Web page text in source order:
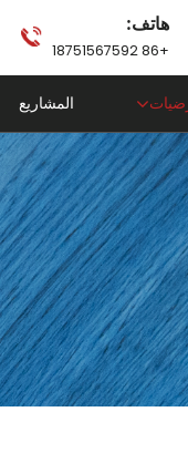
هاتف:
+86 18751567592
المشاريع